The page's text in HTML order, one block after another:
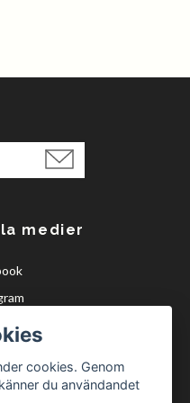
medier
cookies. Genom
du användandet